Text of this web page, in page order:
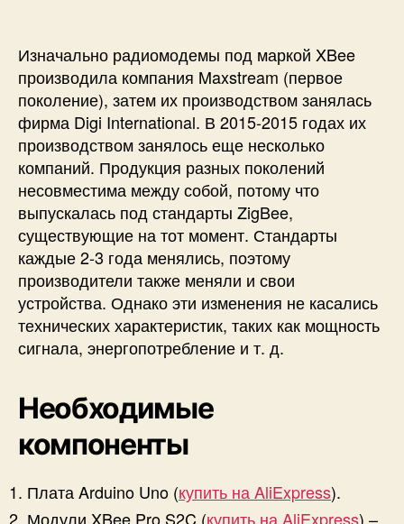
Изначально радиомодемы под маркой XBee
производила компания Maxstream (первое
поколение), затем их производством занялась
фирма Digi International. В 2015-2015 годах их
производством занялось еще несколько
компаний. Продукция разных поколений
несовместима между собой, потому что
выпускалась под стандарты ZigBee,
существующие на тот момент. Стандарты
каждые 2-3 года менялись, поэтому
производители также меняли и свои
устройства. Однако эти изменения не касались
технических характеристик, таких как мощность
сигнала, энергопотребление и т. д.
Необходимые
компоненты
Плата Arduino Uno (купить на AliExpress).
Модули XBee Pro S2C (купить на AliExpress) –